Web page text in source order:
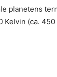
planetens
(ca.